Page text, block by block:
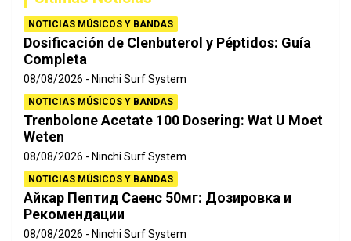
NOTICIAS MÚSICOS Y BANDAS
Dosificación de Clenbuterol y Péptidos: Guía
Completa
08/08/2026 Ninchi Surf System
NOTICIAS MÚSICOS Y BANDAS
Trenbolone Acetate 100 Dosering: Wat U Moet
Weten
08/08/2026 Ninchi Surf System
NOTICIAS MÚSICOS Y BANDAS
Айкар Пептид Саенс 50мг: Дозировка и
Рекомендации
08/08/2026 Ninchi Surf System